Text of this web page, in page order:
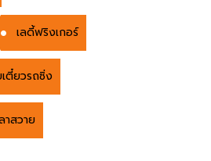
เลดี้ฟริงเกอร์
ตี๋ยวรถซิ่ง
าสวาย